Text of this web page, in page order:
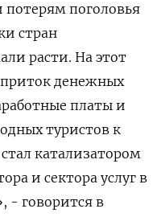
потерям поголовья
стран
расти. На этот
денежных
платы и
туристов к
катализатором
и сектора услуг в
- говорится в